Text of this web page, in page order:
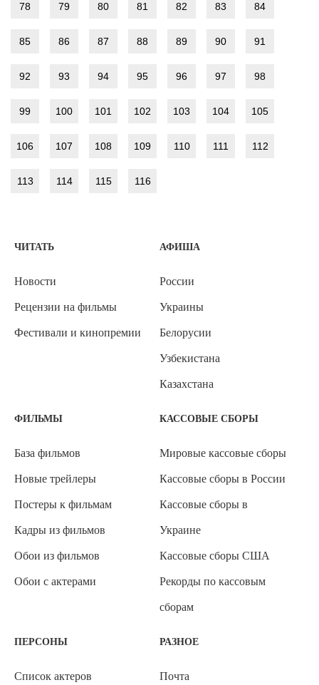
78 79 80 81 82 83 84
85 86 87 88 89 90 91
92 93 94 95 96 97 98
99 100 101 102 103 104 105
106 107 108 109 110 111 112
113 114 115 116
ЧИТАТЬ
Новости
Рецензии на фильмы
Фестивали и кинопремии
АФИША
России
Украины
Белорусии
Узбекистана
Казахстана
ФИЛЬМЫ
База фильмов
Новые трейлеры
Постеры к фильмам
Кадры из фильмов
Обои из фильмов
Обои с актерами
КАССОВЫЕ СБОРЫ
Мировые кассовые сборы
Кассовые сборы в России
Кассовые сборы в
Украине
Кассовые сборы США
Рекорды по кассовым
сборам
ПЕРСОНЫ
Список актеров
РАЗНОЕ
Почта